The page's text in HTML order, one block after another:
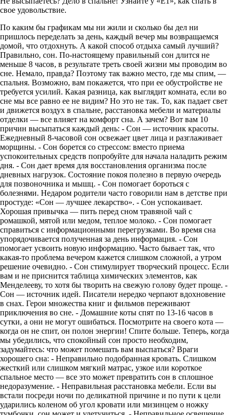
свое удовольствие.
По каким бы графикам мы ни жили и сколько бы дел ни
пришлось переделать за день, каждый вечер мы возвращаемся
домой, что отдохнуть. А какой способ отдыха самый лучший?
Правильно, сон. По-настоящему правильный сон длится не
меньше 8 часов, в результате треть своей жизни мы проводим во
сне. Немало, правда? Поэтому так важно место, где мы спим, —
спальня. Возможно, вам покажется, что при ее обустройстве не
требуется усилий. Какая разница, как выглядит комната, если во
сне мы все равно ее не видим? Но это не так. То, как падает свет
и движется воздух в спальне, расстановка мебели и материалы
отделки — все влияет на комфорт сна. А зачем? Вот вам 10
причин высыпаться каждый день: - Сон — источник красоты.
Ежедневный 8-часовой сон освежает цвет лица и разглаживает
морщины. - Сон борется со стрессом: вместо приема
успокоительных средств попробуйте для начала наладить режим
дня. - Сон дает время для восстановления организма после
дневных нагрузок. Состояние покоя полезно в первую очередь
для позвоночника и мышц. - Сон помогает бороться с
болезнями. Недаром родители часто говорили нам в детстве при
простуде: «Сон — лучшее лекарство». - Сон успокаивает.
Хорошая привычка — пить перед сном травяной чай с
ромашкой, мятой или медом, теплое молоко. - Сон помогает
справиться с информационными перегрузками. Во время сна
упорядочивается полученная за день информация. - Сон
помогает усвоить новую информацию. Часто бывает так, что
какая-то проблема вечером кажется слишком сложной, а утром
решение очевидно. - Сон стимулирует творческий процесс. Если
вам и не приснится таблица химических элементов, как
Менделееву, то хотя бы творить на свежую голову будет проще. -
Сон — источник идей. Писатели нередко черпают вдохновение
в снах. Герои множества книг и фильмов переживают
приключения во сне. - Домашние коты спят по 13-16 часов в
сутки, а они не могут ошибаться. Посмотрите на своего кота —
когда он не спит, он полон энергии! Спите больше. Теперь, когда
мы убедились, что спокойный сон просто необходим,
задумайтесь: что может помешать вам выспаться? Враги
хорошего сна: - Неправильно подобранная кровать. Слишком
жесткий или слишком мягкий матрас, узкое или короткое
спальное место — все это может превратить сон в сплошное
недоразумение. - Неправильная расстановка мебели. Если вы
встали посреди ночи по деликатной причине и по пути к цели
ударились коленом об угол кровати или мизинцем о ножку